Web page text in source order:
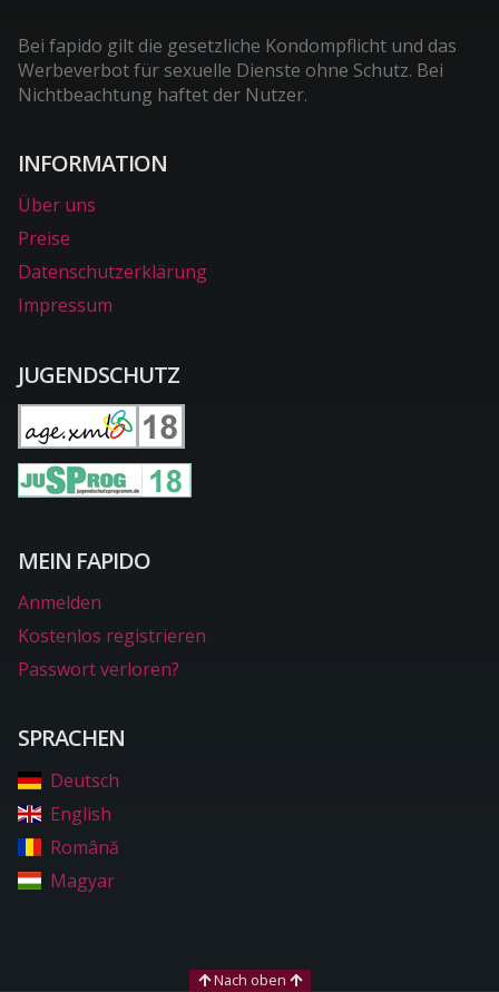
Bei fapido gilt die gesetzliche Kondompflicht und das
Werbeverbot für sexuelle Dienste ohne Schutz. Bei
Nichtbeachtung haftet der Nutzer.
INFORMATION
Über uns
Preise
Datenschutzerklärung
Impressum
JUGENDSCHUTZ
MEIN FAPIDO
Anmelden
Kostenlos registrieren
Passwort verloren?
SPRACHEN
Deutsch
English
Română
Magyar
Nach oben